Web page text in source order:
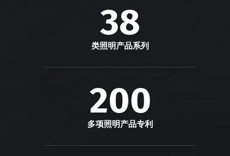
38
类照明产品系列
200
多项照明产品专利